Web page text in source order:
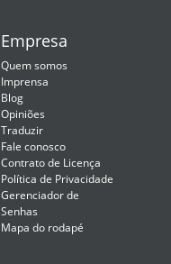
Empresa
Quem somos
Imprensa
Blog
Opiniões
Traduzir
Fale conosco
Contrato de Licença
Política de Privacidade
Gerenciador de
Senhas
Mapa do rodapé